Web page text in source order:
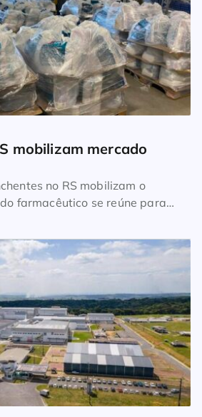
[…]
mobilizam mercado
no RS mobilizam o
farmacêutico se reúne para
A RD Saúde, grupo
Droga Raia e Drogasil,
arrecadado com o Troco
às vítimas. Além disso, a
pelo […]